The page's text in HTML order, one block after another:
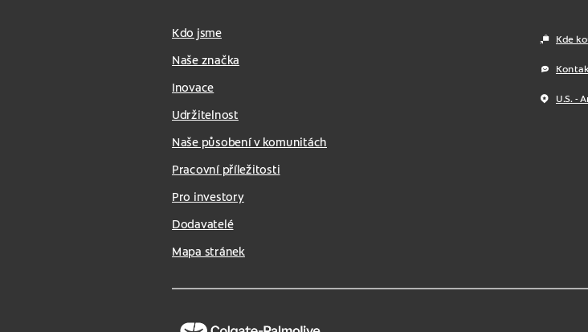
Kdo jsme
Naše značka
Inovace
Udržitelnost
Naše působení v komunitách
Pracovní příležitosti
Pro investory
Dodavatelé
Mapa stránek
Kde
U.S. -